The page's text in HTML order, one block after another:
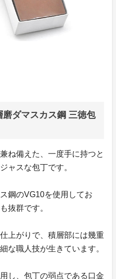
ダマスカス鋼 三徳包
ね備えた、一度手に持つと
ャスな包丁です。
鋼のVG10を使用してお
抜群です。
上がりで、積層部には幾重
な職人技が生きています。
し、包丁の弱点である口金